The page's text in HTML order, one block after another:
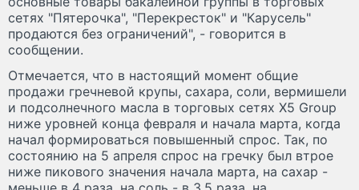
сетях "Пятерочка", "Перекресток" и "Карусель"
продаются без ограничений", - говорится в
сообщении.
Отмечается, что в настоящий момент общие
продажи гречневой крупы, сахара, соли, вермишели
и подсолнечного масла в торговых сетях X5 Group
ниже уровней конца февраля и начала марта, когда
начал формироваться повышенный спрос. Так, по
состоянию на 5 апреля спрос на гречку был втрое
ниже пикового значения начала марта, на сахар -